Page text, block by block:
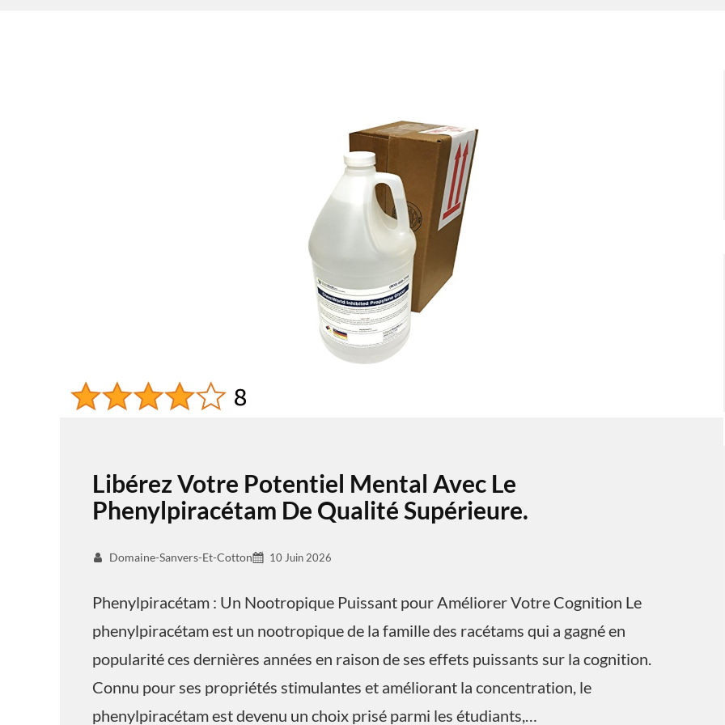
Libérez Votre Potentiel Mental Avec Le
Phenylpiracétam De Qualité Supérieure.
Domaine-Sanvers-Et-Cotton 10 Juin 2026
Phenylpiracétam : Un Nootropique Puissant pour Améliorer Votre Cognition Le
phenylpiracétam est un nootropique de la famille des racétams qui a gagné en
popularité ces dernières années en raison de ses effets puissants sur la cognition.
Connu pour ses propriétés stimulantes et améliorant la concentration, le
phenylpiracétam est devenu un choix prisé parmi les étudiants,…